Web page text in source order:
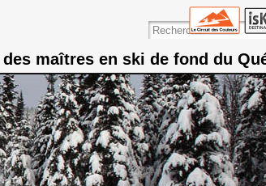
maîtres en ski de fond du